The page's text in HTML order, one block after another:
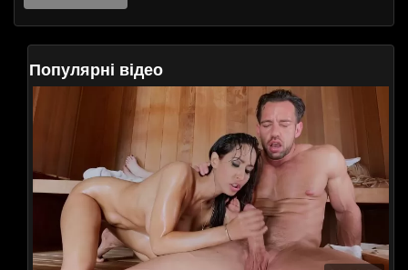
Популярні відео